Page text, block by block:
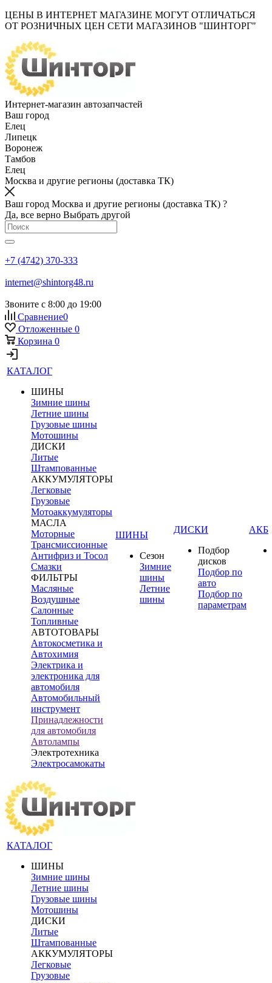
ЦЕНЫ В ИНТЕРНЕТ МАГАЗИНЕ МОГУТ ОТЛИЧАТЬСЯ
ОТ РОЗНИЧНЫХ ЦЕН СЕТИ МАГАЗИНОВ "ШИНТОРГ"
Интернет-магазин автозапчастей
Ваш город
Елец
Липецк
Воронеж
Тамбов
Елец
Москва и другие регионы (доставка ТК)
Ваш город Москва и другие регионы (доставка ТК) ?
Да, все верно Выбрать другой
+7 (4742) 370-333
internet@shintorg48.ru
Звоните с 8:00 до 19:00
Сравнение0
Отложенные 0
Корзина 0
КАТАЛОГ
ШИНЫ
Зимние шины
Летние шины
Грузовые шины
Мотошины
ДИСКИ
Литые
Штампованные
АККУМУЛЯТОРЫ
Легковые
Грузовые
Мотоаккумуляторы
МАСЛА
Моторные
Трансмиссионные
Антифриз и Тосол
Смазки
ФИЛЬТРЫ
Масляные
Воздушные
Салонные
Топливные
АВТОТОВАРЫ
Автокосметика и
Автохимия
Электрика и
электроника для
автомобиля
Автомобильный
инструмент
Принадлежности
для автомобиля
Автолампы
Электротехника
Электросамокаты
ШИНЫ
Сезон
Зимние
шины
Летние
шины
ДИСКИ
Подбор
дисков
Подбор по
авто
Подбор по
параметрам
АКБ
КАТАЛОГ
ШИНЫ
Зимние шины
Летние шины
Грузовые шины
Мотошины
ДИСКИ
Литые
Штампованные
АККУМУЛЯТОРЫ
Легковые
Грузовые